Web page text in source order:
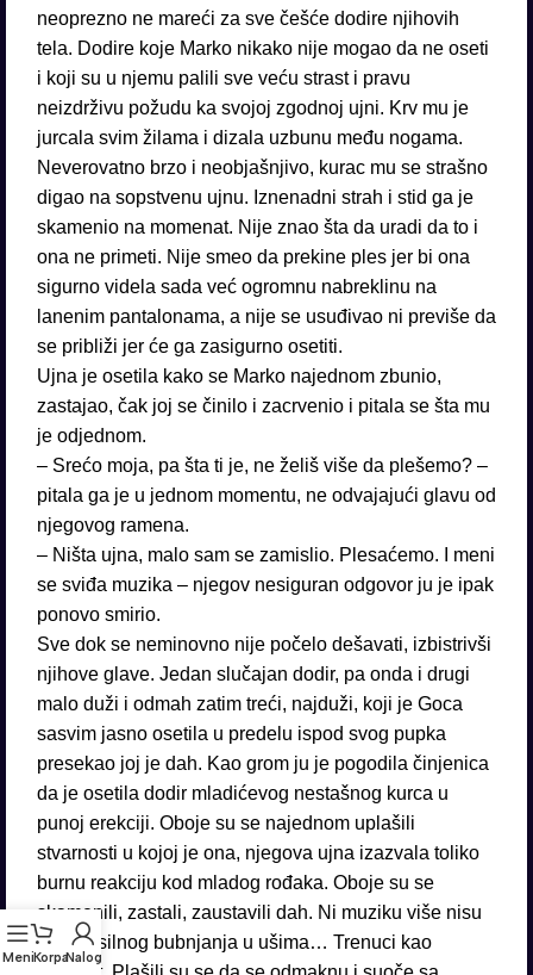
neoprezno ne mareći za sve češće dodire njihovih
tela. Dodire koje Marko nikako nije mogao da ne oseti
i koji su u njemu palili sve veću strast i pravu
neizdrživu požudu ka svojoj zgodnoj ujni. Krv mu je
jurcala svim žilama i dizala uzbunu među nogama.
Neverovatno brzo i neobjašnjivo, kurac mu se strašno
digao na sopstvenu ujnu. Iznenadni strah i stid ga je
skamenio na momenat. Nije znao šta da uradi da to i
ona ne primeti. Nije smeo da prekine ples jer bi ona
sigurno videla sada već ogromnu nabreklinu na
lanenim pantalonama, a nije se usuđivao ni previše da
se približi jer će ga zasigurno osetiti.
Ujna je osetila kako se Marko najednom zbunio,
zastajao, čak joj se činilo i zacrvenio i pitala se šta mu
je odjednom.
– Srećo moja, pa šta ti je, ne želiš više da plešemo? –
pitala ga je u jednom momentu, ne odvajajući glavu od
njegovog ramena.
– Ništa ujna, malo sam se zamislio. Plesaćemo. I meni
se sviđa muzika – njegov nesiguran odgovor ju je ipak
ponovo smirio.
Sve dok se neminovno nije počelo dešavati, izbistrivši
njihove glave. Jedan slučajan dodir, pa onda i drugi
malo duži i odmah zatim treći, najduži, koji je Goca
sasvim jasno osetila u predelu ispod svog pupka
presekao joj je dah. Kao grom ju je pogodila činjenica
da je osetila dodir mladićevog nestašnog kurca u
punoj erekciji. Oboje su se najednom uplašili
stvarnosti u kojoj je ona, njegova ujna izazvala toliko
burnu reakciju kod mladog rođaka. Oboje su se
skamenili, zastali, zaustavili dah. Ni muziku više nisu
čuli od silnog bubnjanja u ušima… Trenuci kao
MeniKorpaNalog